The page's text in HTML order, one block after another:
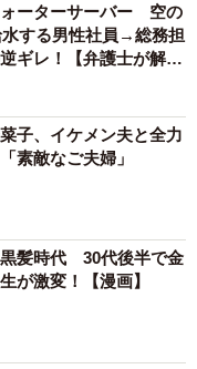
ーターサーバー 空の
する男性社員→総務担
ギレ！【弁護士が解
子、イケメン夫と全力
素敵なご夫婦」
髪時代 30代後半で金
が激変！【漫画】